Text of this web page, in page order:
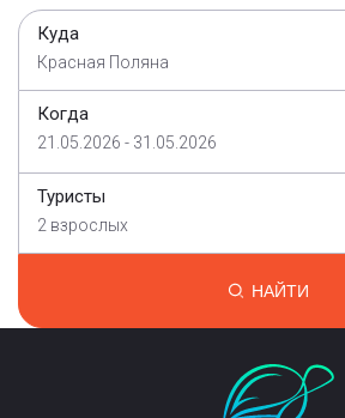
Куда
Красная Поляна
Когда
21.05.2026 - 31.05.2026
Туристы
2 взрослых
НАЙТИ